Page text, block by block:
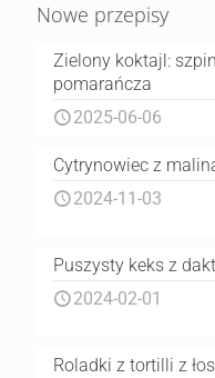
Nowe przepisy
Zielony koktajl:
pomarańcza
2025-06-06
Cytrynowiec z
2024-11-03
Puszysty keks z
2024-02-01
Roladki z tortilli z